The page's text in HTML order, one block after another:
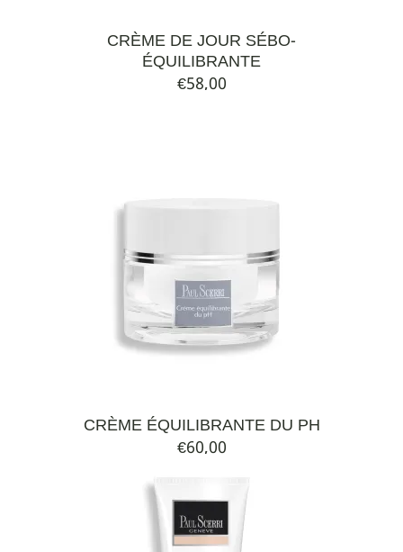
CRÈME DE JOUR SÉBO-
ÉQUILIBRANTE
€58,00
CRÈME ÉQUILIBRANTE DU PH
€60,00